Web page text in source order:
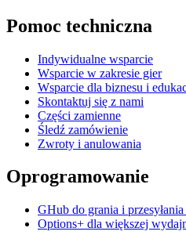
Pomoc techniczna
Indywidualne wsparcie
Wsparcie w zakresie gier
Wsparcie dla biznesu i
Skontaktuj się z nami
Części zamienne
Śledź zamówienie
Zwroty i anulowania
Oprogramowanie
GHub do grania i
Options+ dla większej